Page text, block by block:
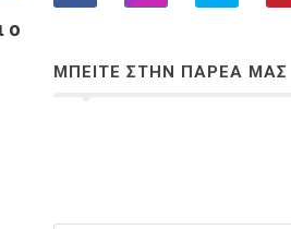
ο
ΜΠΕΙΤΕ ΣΤΗΝ ΠΑΡΕΑ ΜΑΣ